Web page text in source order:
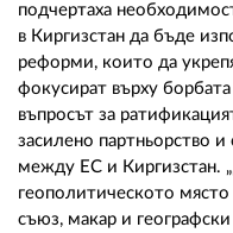
подчертаха
в Киргизстан да бъде
реформи, които да
фокусират върху
въпросът за
засилено партньорство
между ЕС и Киргизстан.
геополитическото
съюз, макар и